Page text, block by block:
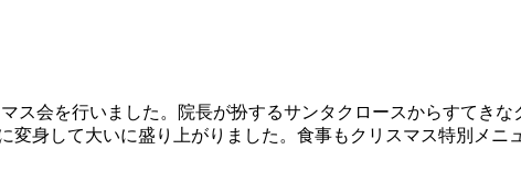
会を行いました。院長が扮するサンタクロースからすてきな
身して大いに盛り上がりました。食事もクリスマス特別メニ